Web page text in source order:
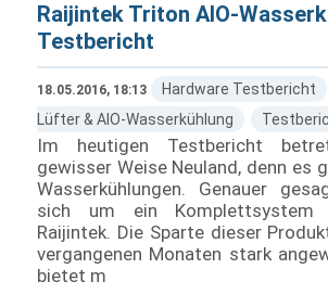
Raijintek Triton AIO-
Testbericht
18.05.2016, 18:13 Hardware Testbericht
Lüfter & AIO-Wasserkühlung
Im heutigen Testbericht
gewisser Weise Neuland, denn es
Wasserkühlungen. Genauer
sich um ein Komplettsystem
Raijintek. Die Sparte dieser
vergangenen Monaten stark
bietet m